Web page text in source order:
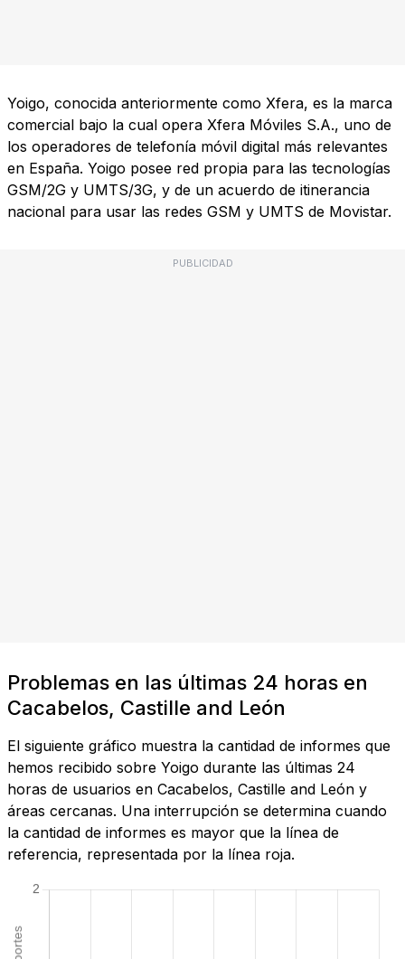
Yoigo, conocida anteriormente como Xfera, es la marca
comercial bajo la cual opera Xfera Móviles S.A., uno de
los operadores de telefonía móvil digital más relevantes
en España. Yoigo posee red propia para las tecnologías
GSM/2G y UMTS/3G, y de un acuerdo de itinerancia
nacional para usar las redes GSM y UMTS de Movistar.
PUBLICIDAD
Problemas en las últimas 24 horas en
Cacabelos, Castille and León
El siguiente gráfico muestra la cantidad de informes que
hemos recibido sobre Yoigo durante las últimas 24
horas de usuarios en Cacabelos, Castille and León y
áreas cercanas. Una interrupción se determina cuando
la cantidad de informes es mayor que la línea de
referencia, representada por la línea roja.